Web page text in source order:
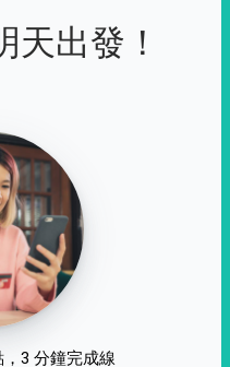
天出發！
3 分鐘完成線